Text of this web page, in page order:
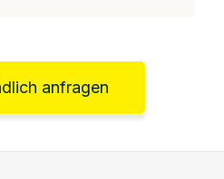
anfragen